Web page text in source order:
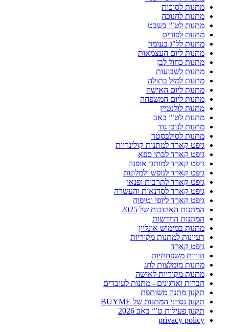
מתנות לסוכות
מתנות לחנוכה
מתנות לט"ו בשבט
מתנות לפורים
מתנות לל"ג בעומר
מתנות ליום העצמאות
מתנות כחול לבן
מתנות לשבועות
מתנות למזל בתולה
מתנות ליום האישה
מתנות ליום המשפחה
מתנות לולנטיין
מתנות לט"ו באב
מתנות לנובי גוד
מתנות לסילבסטר
גיפט קארד למתנות קולינריות
גיפט קארד לבתי ספא
גיפט קארד למותגי אופנה
גיפט קארד לנופש ולמלונות
גיפט קארד לתרבות ופנאי
גיפט קארד לסדנאות והעשרה
גיפט קארד ליופי וטיפוח
המתנות האהובות של 2025
המתנות החדשות
מתנות במימוש אונליין
רעיונות למתנות מקוריות
גיפט קארד
חוויות משפחתיות
מתנות מומלצות לחג
מתנות מקוריות לאישה
חברות וארגונים - מתנות לעובדים
תקנון מתנה משותפת
תקנון נסייני המתנות של BUYME
תקנון פעילות ט"ו באב 2026
privacy policy